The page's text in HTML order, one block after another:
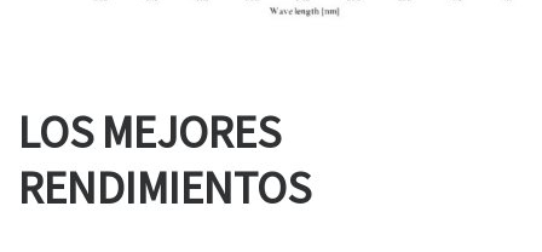
LOS MEJORES
RENDIMIENTOS